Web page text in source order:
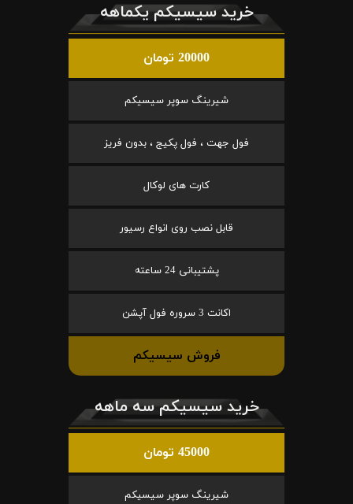
خرید سیسیکم یکماهه
20000 تومان
شیرینگ سوپر سیسیکم
فول جهت ، فول پکیج ، بدون فریز
کارت های لوکال
قابل نصب روی انواع رسیور
پشتیبانی 24 ساعته
اکانت 3 سروره فول آپشن
فروش سیسیکم
خرید سیسیکم سه ماهه
45000 تومان
شیرینگ سوپر سیسیکم